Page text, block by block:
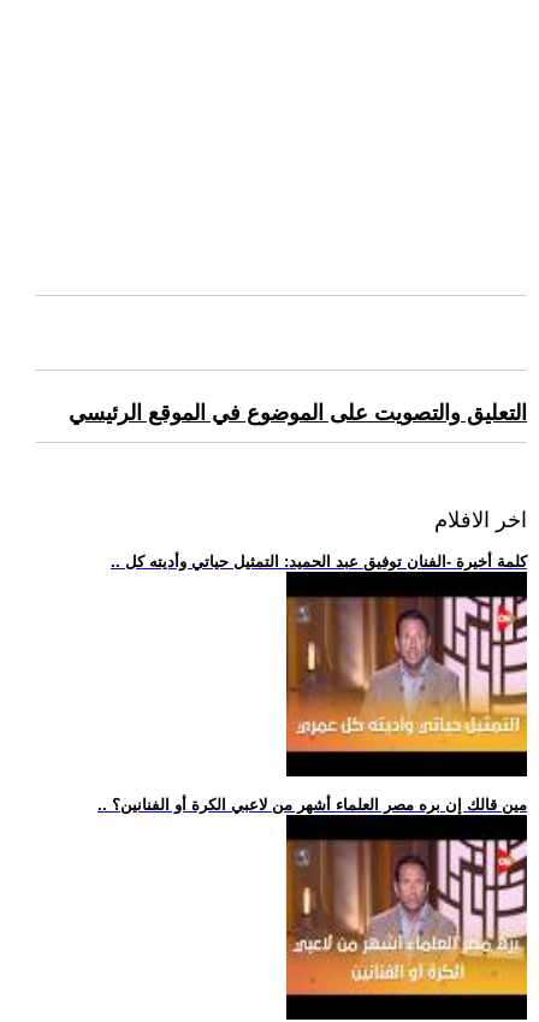
التعليق والتصويت على الموضوع في الموقع الرئيسي
اخر الافلام
.. كلمة أخيرة -الفنان توفيق عبد الحميد: التمثيل حياتي وأديته كل
.. مين قالك إن بره مصر العلماء أشهر من لاعبي الكرة أو الفنانين؟